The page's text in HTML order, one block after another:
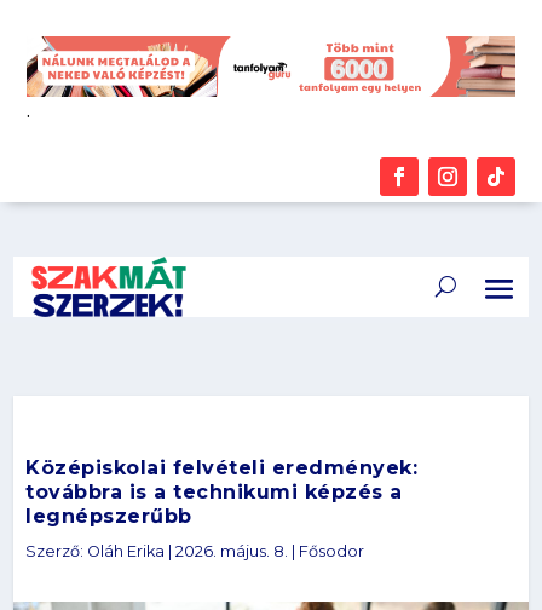
.
Középiskolai felvételi eredmények:
továbbra is a technikumi képzés a
legnépszerűbb
Szerző: Oláh Erika |2026. május. 8. Fősodor